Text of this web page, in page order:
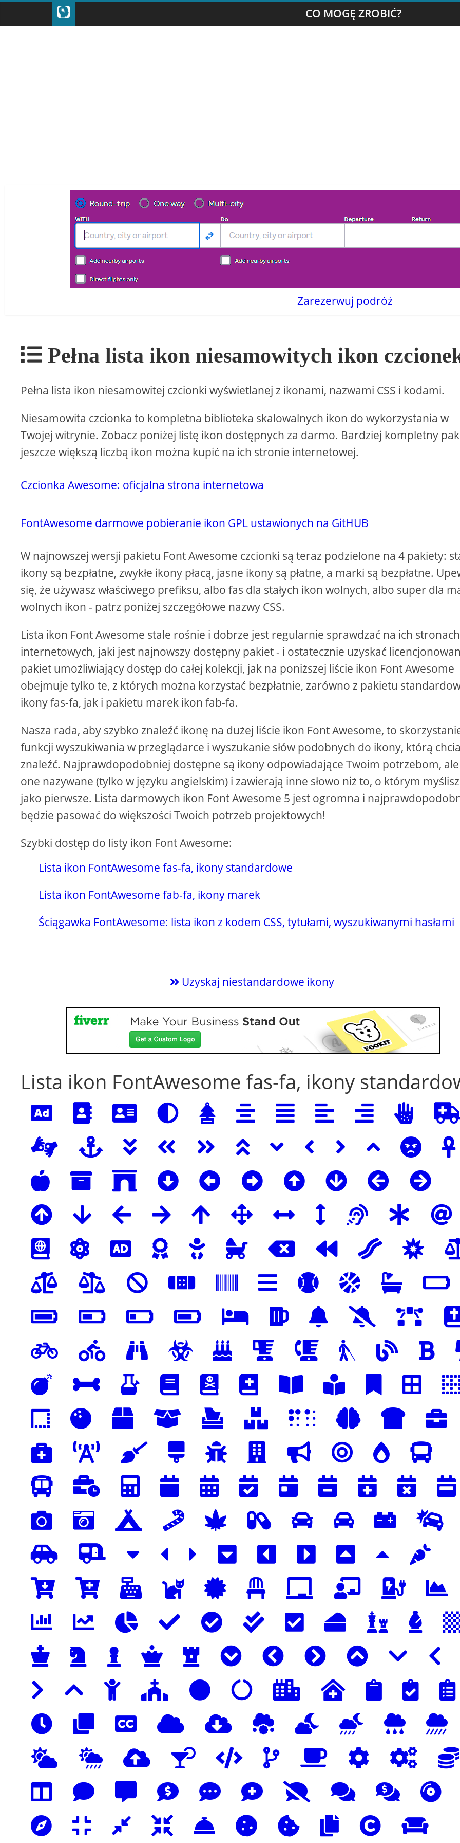
CO MOGĘ ZROBIĆ?
Zarezerwuj podróż
Pełna lista ikon niesamowitych ikon
Pełna lista ikon niesamowitej czcionki wyświetlanej z ikonami, nazwami CSS i kodami.
Niesamowita czcionka to kompletna biblioteka skalowalnych ikon do wykorzystania w
Twojej witrynie. Zobacz poniżej listę ikon dostępnych za darmo. Bardziej kompletny
jeszcze większą liczbą ikon można kupić na ich stronie internetowej.
Czcionka Awesome: oficjalna strona internetowa
FontAwesome darmowe pobieranie ikon GPL ustawionych na GitHUB
W najnowszej wersji pakietu Font Awesome czcionki są teraz podzielone na 4 pakiety:
ikony są bezpłatne, zwykłe ikony płacą, jasne ikony są płatne, a marki są bezpłatne.
się, że używasz właściwego prefiksu, albo fas dla stałych ikon wolnych, albo super dla
wolnych ikon - patrz poniżej szczegółowe nazwy CSS.
Lista ikon Font Awesome stale rośnie i dobrze jest regularnie sprawdzać na ich stronach
internetowych, jaki jest najnowszy dostępny pakiet - i ostatecznie uzyskać
pakiet umożliwiający dostęp do całej kolekcji, jak na poniższej liście ikon Font Awesome
obejmuje tylko te, z których można korzystać bezpłatnie, zarówno z pakietu
ikony fas-fa, jak i pakietu marek ikon fab-fa.
Nasza rada, aby szybko znaleźć ikonę na dużej liście ikon Font Awesome, to
funkcji wyszukiwania w przeglądarce i wyszukanie słów podobnych do ikony, którą
znaleźć. Najprawdopodobniej dostępne są ikony odpowiadające Twoim potrzebom,
one nazywane (tylko w języku angielskim) i zawierają inne słowo niż to, o którym myślisz
jako pierwsze. Lista darmowych ikon Font Awesome 5 jest ogromna i
będzie pasować do większości Twoich potrzeb projektowych!
Szybki dostęp do listy ikon Font Awesome:
Lista ikon FontAwesome fas-fa, ikony standardowe
Lista ikon FontAwesome fab-fa, ikony marek
Ściągawka FontAwesome: lista ikon z kodem CSS, tytułami, wyszukiwanymi hasłami
Uzyskaj niestandardowe ikony
Lista ikon FontAwesome fas-fa, ikony